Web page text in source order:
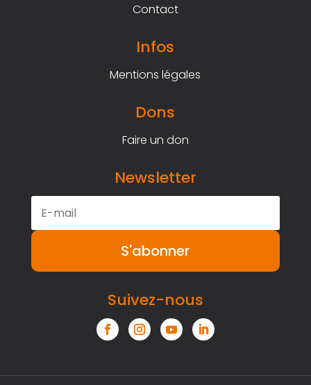
Contact
Infos
Mentions légales
Dons
Faire un don
Newsletter
S'abonner
Suivez-nous